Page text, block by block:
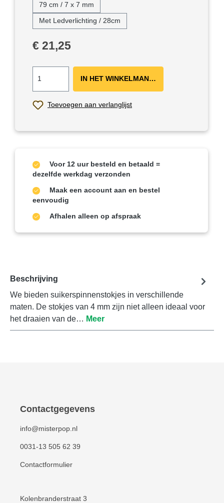
79 cm / 7 x 7 mm
Met Ledverlichting / 28cm
Normale prijs:
€ 21,25
IN HET WINKELMANDJE ＋
Toevoegen aan verlanglijst
Voor 12 uur besteld en betaald =
dezelfde werkdag verzonden
Maak een account aan en bestel
eenvoudig
Afhalen alleen op afspraak
Beschrijving
We bieden suikerspinnenstokjes in verschillende
maten. De stokjes van 4 mm zijn niet alleen ideaal voor
het draaien van de… Meer
Contactgegevens
info@misterpop.nl
0031-13 505 62 39
Contactformulier
Kolenbranderstraat 3